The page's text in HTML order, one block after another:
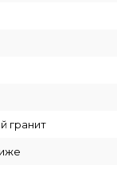
гранит